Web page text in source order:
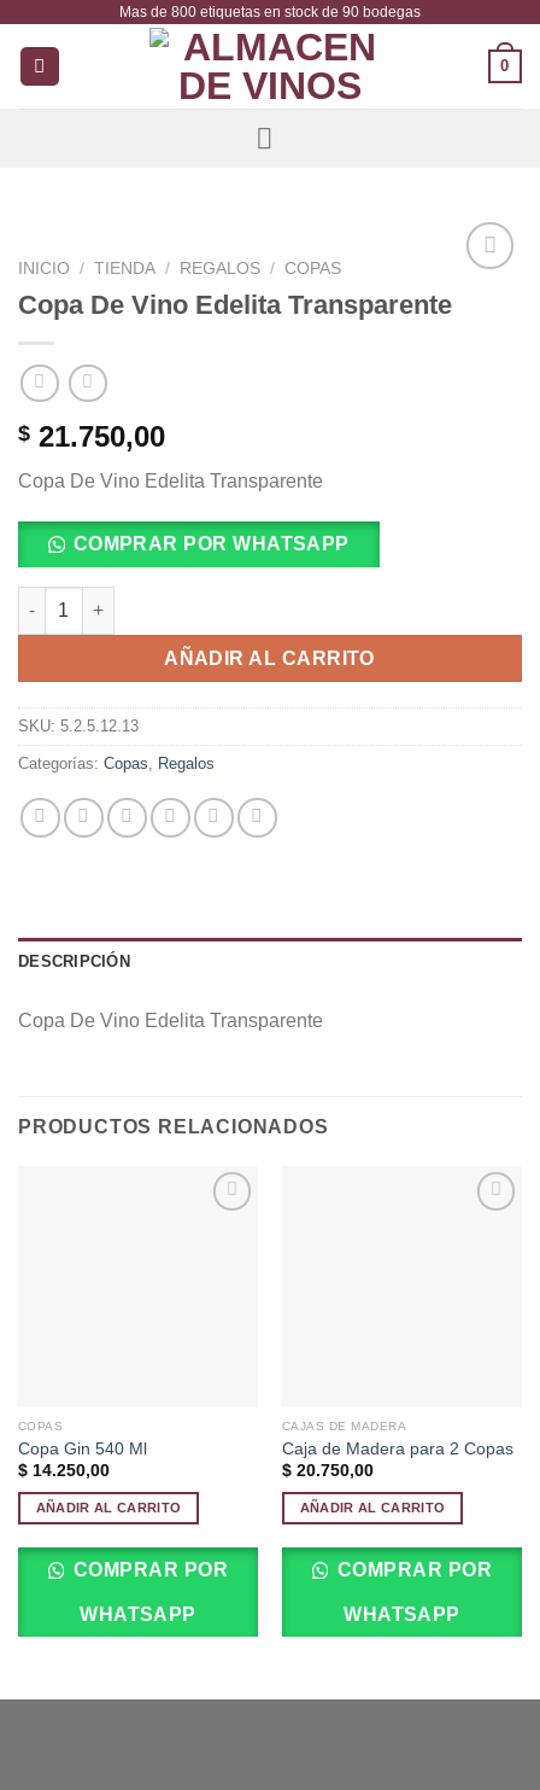
contenido
Mas de 800 etiquetas en stock de 90 bodegas
0
INICIO / TIENDA / REGALOS / COPAS
Copa De Vino Edelita Transparente
$ 21.750,00
Copa De Vino Edelita Transparente
COMPRAR POR WHATSAPP
Copa De Vino Edelita Transparente cantidad
AÑADIR AL CARRITO
SKU: 5.2.5.12.13
Categorías: Copas Regalos
DESCRIPCIÓN
Copa De Vino Edelita Transparente
PRODUCTOS RELACIONADOS
COPAS
Copa Gin 540 Ml
$14.250,00
AÑADIR AL CARRITO
COMPRAR POR
WHATSAPP
CAJAS DE MADERA
Caja de Madera para 2 Copas
$20.750,00
AÑADIR AL CARRITO
COMPRAR POR
WHATSAPP